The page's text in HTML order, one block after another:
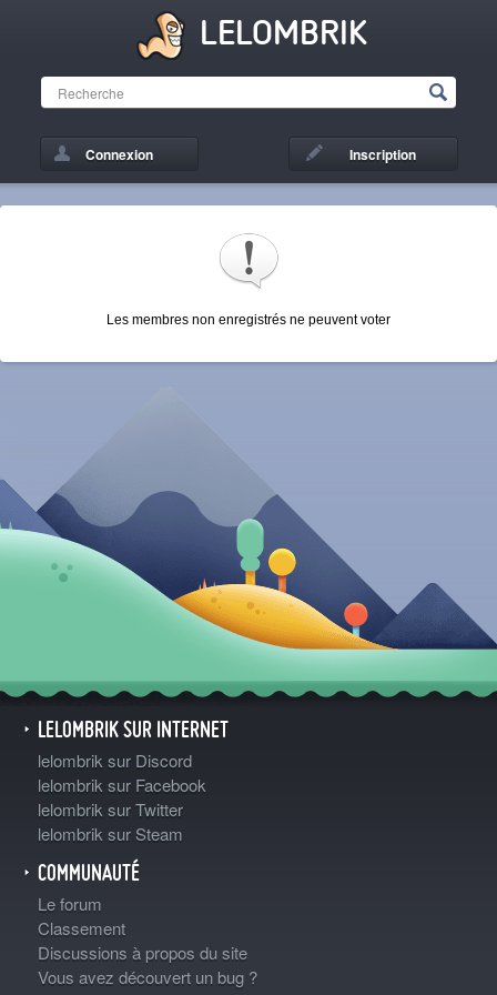
LELOMBRIK
Connexion Inscription
Les membres non enregistrés ne peuvent voter
LELOMBRIK SUR INTERNET
lelombrik sur Discord
lelombrik sur Facebook
lelombrik sur Twitter
lelombrik sur Steam
COMMUNAUTÉ
Le forum
Classement
Discussions à propos du site
Vous avez découvert un bug ?